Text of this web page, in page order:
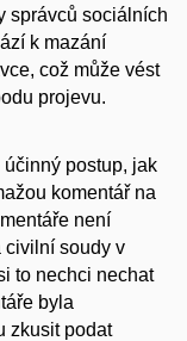
správců sociálních
k mazání
což může vést
projevu.
postup, jak
komentář na
není
civilní soudy v
to nechci nechat
byla
zkusit podat